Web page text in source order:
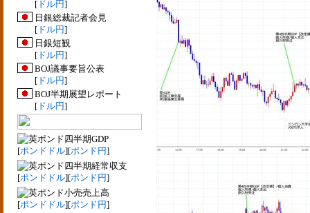
[ ドル円]
日銀総裁記者会見
[ ドル円]
日銀短観
[ ドル円]
BOJ議事要旨公表
[ ドル円]
BOJ半期展望レポート
[ ドル円]
四半期GDP
[ポンドドル][ポンド円]
四半期経常収支
[ポンドドル][ポンド円]
小売売上高
[ポンドドル][ポンド円]